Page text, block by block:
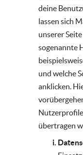
deine
lassen sich
unserer
sogenannte
und welche
anklicken.
übertragen